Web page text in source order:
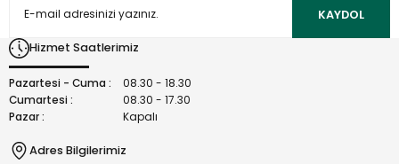
Ürün açıklamasında eksik bilgiler bulunuyor.
Bu ürüne benzer farklı alternatifler olmalı.
KAYDOL
Hizmet Saatlerimiz
Pazartesi - Cuma :
08.30 - 18.30
Cumartesi :
08.30 - 17.30
Pazar :
Kapalı
Adres Bilgilerimiz